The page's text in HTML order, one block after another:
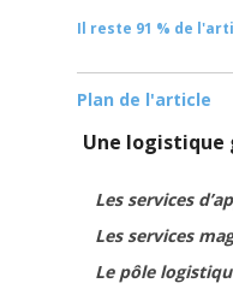
Il reste 91 % de
Plan de l'article
Une logistique
Les services
Les services
Le pôle